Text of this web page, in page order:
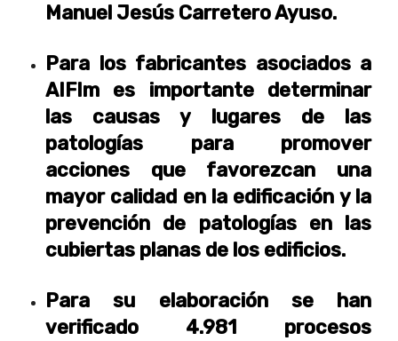
Manuel Jesús Carretero Ayuso.
Para los fabricantes asociados a
AIFIm es importante determinar
las causas y lugares de las
patologías para promover
acciones que favorezcan una
mayor calidad en la edificación y la
prevención de patologías en las
cubiertas planas de los edificios.
Para su elaboración se han
verificado 4.981 procesos